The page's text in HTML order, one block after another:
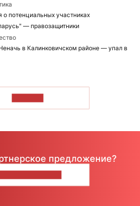
потенциальных участниках
— правозащитники
в Калинковичском районе — упал в
предложение?